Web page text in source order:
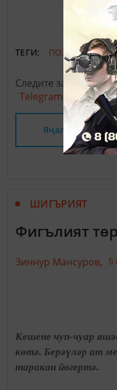
ТЕГИ: ПОЭЗИЯ
Следите за самым
Telegram-канале
Яңалыклар
ШИГЪРИЯТ
Фигълият
Зиннур Мансуров, 5
Кешене чуп-чуар
көтә. Берәүләр ат
таракан йөгертә.